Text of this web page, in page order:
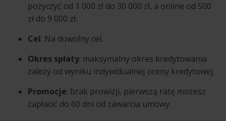
pożyczyć od 1 000 zł do 30 000 zł, a online od 500
zł do 9 000 zł.
Cel: Na dowolny cel.
Okres spłaty: maksymalny okres kredytowania
zależy od wyniku indywidualnej oceny kredytowej.
Promocje: brak prowizji, pierwszą ratę możesz
zapłacić do 60 dni od zawarcia umowy.